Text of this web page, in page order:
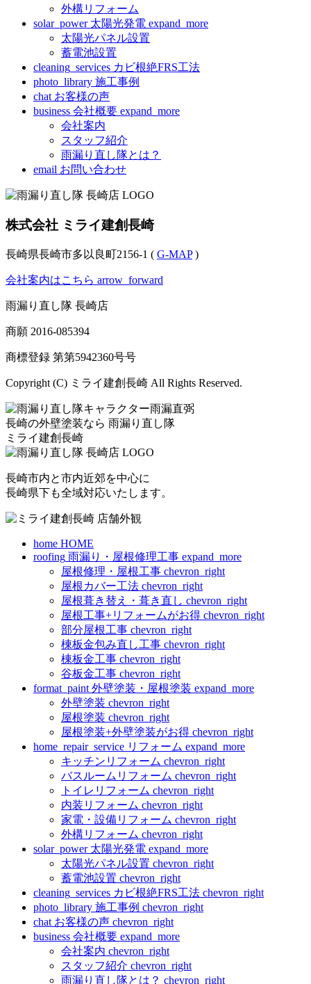
外構リフォーム
solar_power 太陽光発電 expand_more
太陽光パネル設置
蓄電池設置
cleaning_services カビ根絶FRS工法
photo_library 施工事例
chat お客様の声
business 会社概要 expand_more
会社案内
スタッフ紹介
雨漏り直し隊とは？
email お問い合わせ
株式会社 ミライ建創長崎
長崎県長崎市多以良町2156-1 ( G-MAP)
会社案内はこちら arrow_forward
雨漏り直し隊 長崎店
商願 2016-085394
商標登録 第第5942360号号
Copyright (C) ミライ建創長崎 All Rights Reserved.
長崎の外壁塗装なら 雨漏り直し隊
ミライ建創長崎
長崎市内と市内近郊を中心に
長崎県下も全域対応いたします。
home HOME
roofing 雨漏り・屋根修理工事 expand_more
屋根修理・屋根工事 chevron_right
屋根カバー工法 chevron_right
屋根葺き替え・葺き直し chevron_right
屋根工事+リフォームがお得 chevron_right
部分屋根工事 chevron_right
棟板金包み直し工事 chevron_right
棟板金工事 chevron_right
谷板金工事 chevron_right
format_paint 外壁塗装・屋根塗装 expand_more
外壁塗装 chevron_right
屋根塗装 chevron_right
屋根塗装+外壁塗装がお得 chevron_right
home_repair_service リフォーム expand_more
キッチンリフォーム chevron_right
バスルームリフォーム chevron_right
トイレリフォーム chevron_right
内装リフォーム chevron_right
家電・設備リフォーム chevron_right
外構リフォーム chevron_right
solar_power 太陽光発電 expand_more
太陽光パネル設置 chevron_right
蓄電池設置 chevron_right
cleaning_services カビ根絶FRS工法 chevron_right
photo_library 施工事例 chevron_right
chat お客様の声 chevron_right
business 会社概要 expand_more
会社案内 chevron_right
スタッフ紹介 chevron_right
雨漏り直し隊とは？ chevron_right